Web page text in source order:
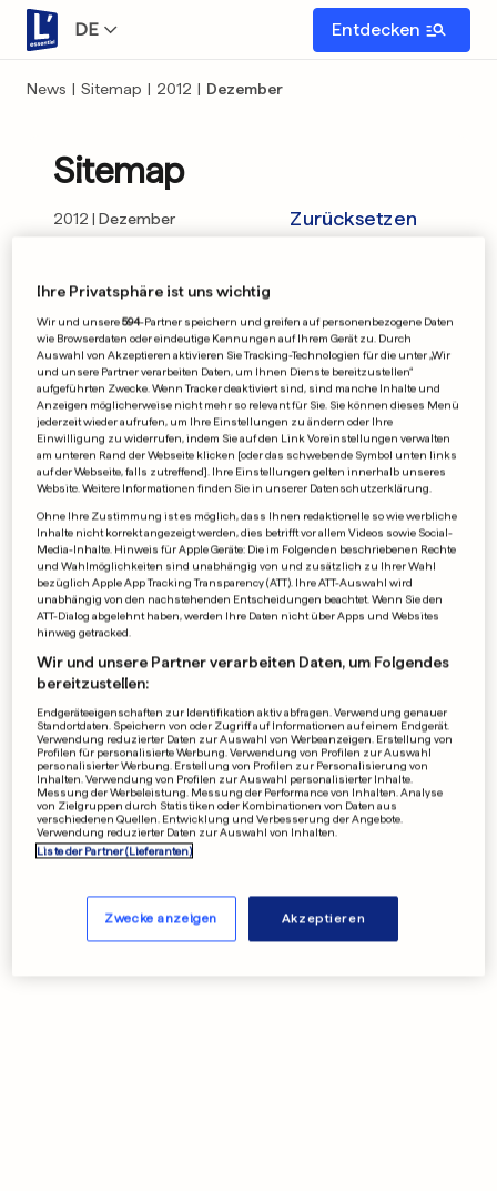
DE Entdecken
News | Sitemap | 2012 | Dezember
Sitemap
2012 Dezember Zurücksetzen
02 03 04 05 06
12 13 14 16 17 18 19 20 21
23 24 27 28 30 31
Ihre Privatsphäre ist uns wichtig
Wir und unsere594-Partner speichern und greifen auf personenbezogene Daten
wie Browserdaten oder eindeutige Kennungen auf Ihrem Gerät zu. Durch
Auswahl von Akzeptieren aktivieren Sie Tracking-Technologien für die unter „Wir
und unsere Partner verarbeiten Daten, um Ihnen Dienste bereitzustellen“
aufgeführten Zwecke. Wenn Tracker deaktiviert sind, sind manche Inhalte und
Anzeigen möglicherweise nicht mehr so relevant für Sie. Sie können dieses Menü
jederzeit wieder aufrufen, um Ihre Einstellungen zu ändern oder Ihre
Einwilligung zu widerrufen, indem Sie auf den Link Voreinstellungen verwalten
am unteren Rand der Webseite klicken [oder das schwebende Symbol unten links
auf der Webseite, falls zutreffend]. Ihre Einstellungen gelten innerhalb unseres
Website. Weitere Informationen finden Sie in unserer Datenschutzerklärung.
Ohne Ihre Zustimmung ist es möglich, dass Ihnen redaktionelle so wie werbliche
Inhalte nicht korrekt angezeigt werden, dies betrifft vor allem Videos sowie Social-
Media-Inhalte. Hinweis für Apple Geräte: Die im Folgenden beschriebenen Rechte
und Wahlmöglichkeiten sind unabhängig von und zusätzlich zu Ihrer Wahl
bezüglich Apple App Tracking Transparency (ATT). Ihre ATT-Auswahl wird
unabhängig von den nachstehenden Entscheidungen beachtet. Wenn Sie den
ATT-Dialog abgelehnt haben, werden Ihre Daten nicht über Apps und Websites
hinweg getracked.
Wir und unsere Partner verarbeiten Daten, um Folgendes
bereitzustellen:
Endgeräteeigenschaften zur Identifikation aktiv abfragen. Verwendung genauer
Standortdaten. Speichern von oder Zugriff auf Informationen auf einem Endgerät.
Verwendung reduzierter Daten zur Auswahl von Werbeanzeigen. Erstellung von
Profilen für personalisierte Werbung. Verwendung von Profilen zur Auswahl
personalisierter Werbung. Erstellung von Profilen zur Personalisierung von
Inhalten. Verwendung von Profilen zur Auswahl personalisierter Inhalte.
Messung der Werbeleistung. Messung der Performance von Inhalten. Analyse
von Zielgruppen durch Statistiken oder Kombinationen von Daten aus
verschiedenen Quellen. Entwicklung und Verbesserung der Angebote.
Verwendung reduzierter Daten zur Auswahl von Inhalten.
Liste der Partner (Lieferanten)
Zwecke anzeigen Akzeptieren